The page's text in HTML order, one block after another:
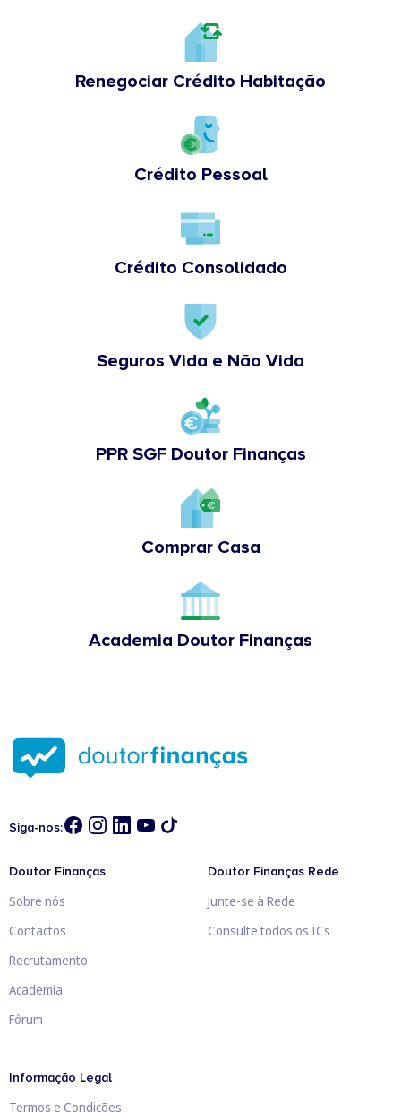
Renegociar Crédito Habitação
Crédito Pessoal
Crédito Consolidado
Seguros Vida e Não Vida
PPR SGF Doutor Finanças
Comprar Casa
Academia Doutor Finanças
Siga-nos:
Doutor Finanças
Sobre nós
Contactos
Recrutamento
Academia
Fórum
Doutor Finanças Rede
Junte-se à Rede
Consulte todos os ICs
Informação Legal
Termos e Condições